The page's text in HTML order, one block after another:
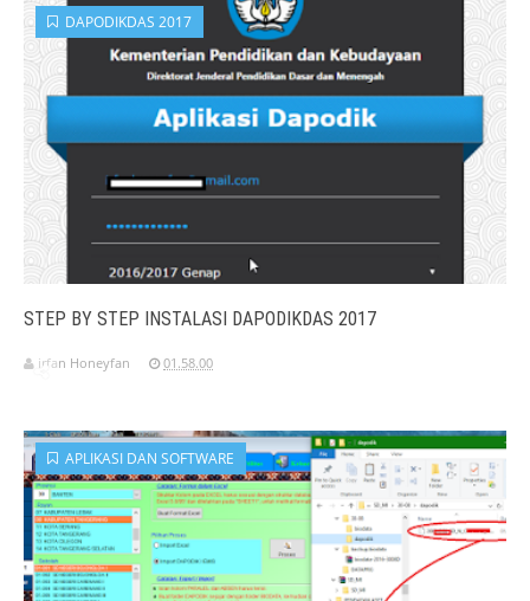
STEP BY STEP INSTALASI DAPODIKDAS 2017
DAPODIKDAS 2017
irfan Honeyfan 01.58.00
APLIKASI DAN SOFTWARE